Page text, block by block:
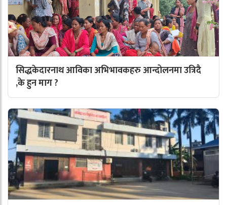
सिद्धकेदारनाथ आविका अभिभावकहरु आन्दोलनमा उत्रिदै
,के हुन माग ?